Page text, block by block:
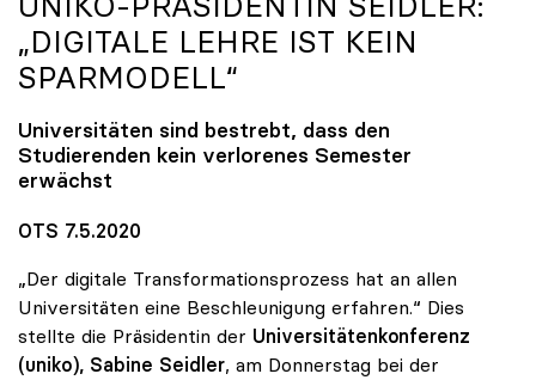
„DIGITALE LEHRE IST KEIN
SPARMODELL“
Universitäten sind bestrebt, dass den
Studierenden kein verlorenes Semester
erwächst
OTS 7.5.2020
„Der digitale Transformationsprozess hat an allen
Universitäten eine Beschleunigung erfahren.“ Dies
stellte die Präsidentin der Universitätenkonferenz
(uniko), Sabine Seidler, am Donnerstag bei der